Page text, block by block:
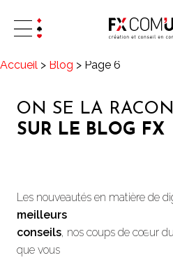
Accueil > Blog > Page 6
ON SE LA
SUR LE BLOG FX
Les nouveautés en matière de
meilleurs
conseils, nos coups de cœur
que vous